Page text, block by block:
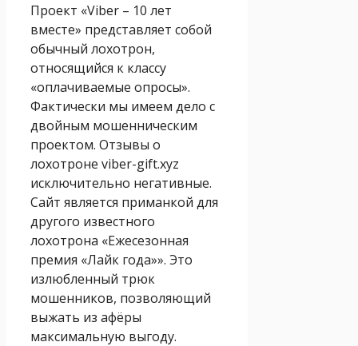
Проект «Viber – 10 лет
вместе» представляет собой
обычный лохотрон,
относящийся к классу
«оплачиваемые опросы».
Фактически мы имеем дело с
двойным мошенническим
проектом. Отзывы о
лохотроне viber-gift.xyz
исключительно негативные.
Сайт является приманкой для
другого известного
лохотрона «Ежесезонная
премия «Лайк года»». Это
излюбленный трюк
мошенников, позволяющий
выжать из афёры
максимальную выгоду.